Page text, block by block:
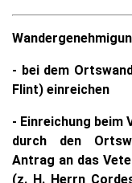
- bei dem
Flint) einreichen
- Einreichung beim
durch den
Antrag an das
(z. H. Herrn